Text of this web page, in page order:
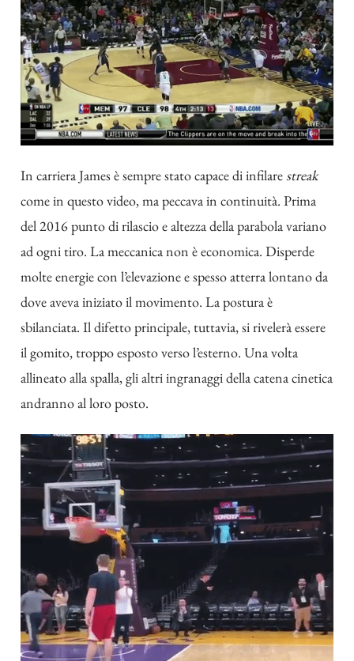
In carriera James è sempre stato capace di infilarestreak
come in questovideo, ma peccava in continuità. Prima
del 2016 punto di rilascio e altezza della parabola variano
ad ogni tiro. La meccanica non è economica. Disperde
molte energie con l’elevazione e spesso atterra lontano da
dove aveva iniziato il movimento. La postura è
sbilanciata. Il difetto principale, tuttavia, si rivelerà essere
il gomito, troppo esposto verso l’esterno. Una volta
allineato alla spalla, gli altri ingranaggi della catena cinetica
andranno al loro posto.